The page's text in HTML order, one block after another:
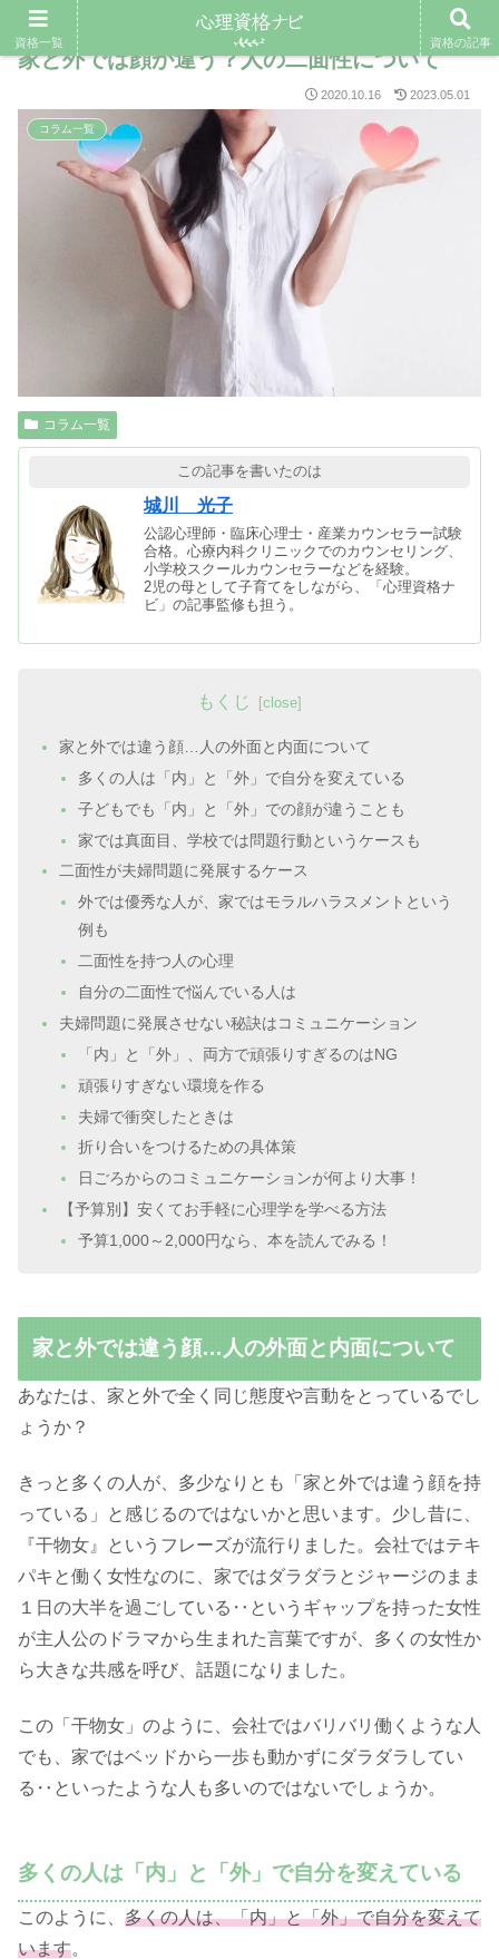
家と外では顔が違う？人の二面性について
2020.10.16 2023.05.01
コラム一覧
コラム一覧
この記事を書いたのは
城川 光子
公認心理師・臨床心理士・産業カウンセラー試験
合格。心療内科クリニックでのカウンセリング、
小学校スクールカウンセラーなどを経験。
2児の母として子育てをしながら、「心理資格ナ
ビ」の記事監修も担う。
もくじ
家と外では違う顔…人の外面と内面について
多くの人は「内」と「外」で自分を変えている
子どもでも「内」と「外」での顔が違うことも
家では真面目、学校では問題行動というケースも
二面性が夫婦問題に発展するケース
外では優秀な人が、家ではモラルハラスメントという
例も
二面性を持つ人の心理
自分の二面性で悩んでいる人は
夫婦問題に発展させない秘訣はコミュニケーション
「内」と「外」、両方で頑張りすぎるのはNG
頑張りすぎない環境を作る
夫婦で衝突したときは
折り合いをつけるための具体策
日ごろからのコミュニケーションが何より大事！
【予算別】安くてお手軽に心理学を学べる方法
予算1,000～2,000円なら、本を読んでみる！
家と外では違う顔…人の外面と内面について
あなたは、家と外で全く同じ態度や言動をとっているでし
ょうか？
きっと多くの人が、多少なりとも「家と外では違う顔を持
っている」と感じるのではないかと思います。少し昔に、
『干物女』というフレーズが流行りました。会社ではテキ
パキと働く女性なのに、家ではダラダラとジャージのまま
１日の大半を過ごしている‥というギャップを持った女性
が主人公のドラマから生まれた言葉ですが、多くの女性か
ら大きな共感を呼び、話題になりました。
この「干物女」のように、会社ではバリバリ働くような人
でも、家ではベッドから一歩も動かずにダラダラしてい
る‥といったような人も多いのではないでしょうか。
多くの人は「内」と「外」で自分を変えている
このように、 多くの人は、「内」と「外」で自分を変えて
います。
資格一覧 資格の記事